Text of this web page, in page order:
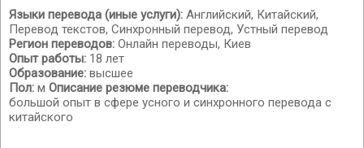
Языки перевода (иные услуги): Английский, Китайский,
Перевод текстов, Синхронный перевод, Устный перевод
Регион переводов: Онлайн переводы, Киев
Опыт работы: 18 лет
Образование: высшее
Пол: м Описание резюме переводчика:
большой опыт в сфере усного и синхронного перевода с
китайского